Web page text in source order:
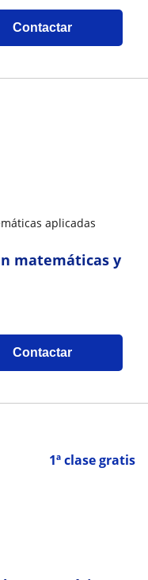
Contactar
aplicadas
matemáticas y
Contactar
1ª clase gratis